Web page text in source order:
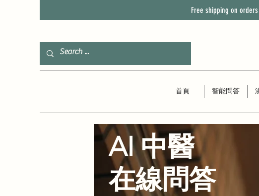
Free shipping on
首頁 智能問答
AI 中醫
​在線問答